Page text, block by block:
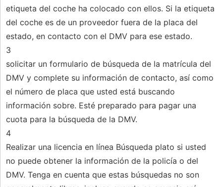
etiqueta del coche ha colocado con ellos. Si la etiqueta
del coche es de un proveedor fuera de la placa del
estado, en contacto con el DMV para ese estado.
3
solicitar un formulario de búsqueda de la matrícula del
DMV y complete su información de contacto, así como
el número de placa que usted está buscando
información sobre. Esté preparado para pagar una
cuota para la búsqueda de la DMV.
4
Realizar una licencia en línea Búsqueda plato si usted
no puede obtener la información de la policía o del
DMV. Tenga en cuenta que estas búsquedas no son